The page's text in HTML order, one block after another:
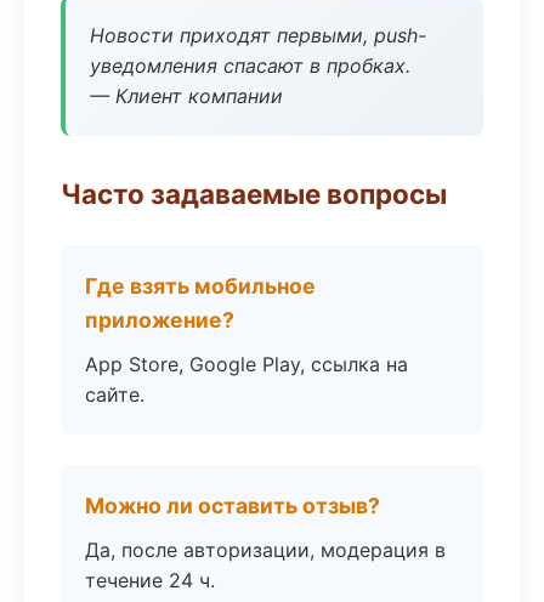
Новости приходят первыми, push-
уведомления спасают в пробках.
— Клиент компании
Часто задаваемые вопросы
Где взять мобильное
приложение?
App Store, Google Play, ссылка на
сайте.
Можно ли оставить отзыв?
Да, после авторизации, модерация в
течение 24 ч.